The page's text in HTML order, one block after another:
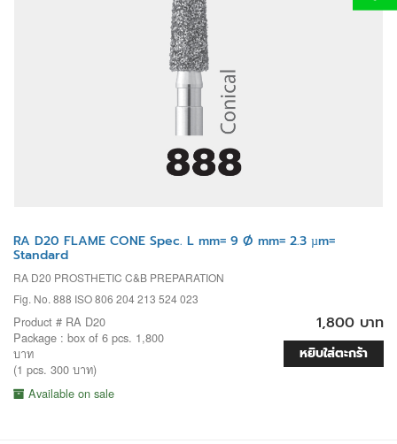
RA D20 FLAME CONE Spec. L mm= 9 Ø mm= 2.3 µm=
Standard
RA D20 PROSTHETIC C&B PREPARATION
Fig. No. 888 ISO 806 204 213 524 023
Product # RA D20
Package : box of 6 pcs. 1,800
บาท
(1 pcs. 300 บาท)
Available on sale
1,800 บาท
หยิบใส่ตะกร้า